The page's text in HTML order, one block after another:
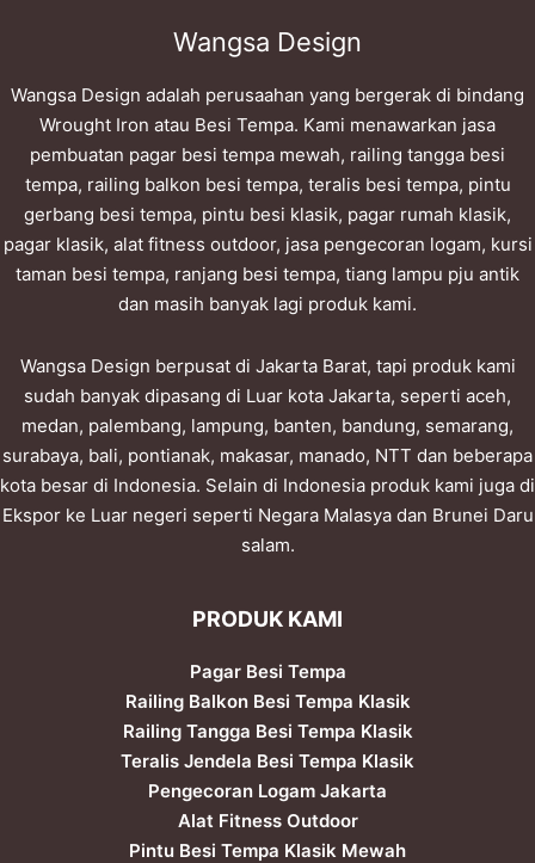
Wangsa Design
Wangsa Design adalah perusaahan yang bergerak di bindang
Wrought Iron atau Besi Tempa. Kami menawarkan jasa
pembuatan pagar besi tempa mewah, railing tangga besi
tempa, railing balkon besi tempa, teralis besi tempa, pintu
gerbang besi tempa, pintu besi klasik, pagar rumah klasik,
pagar klasik, alat fitness outdoor, jasa pengecoran logam, kursi
taman besi tempa, ranjang besi tempa, tiang lampu pju antik
dan masih banyak lagi produk kami.
Wangsa Design berpusat di Jakarta Barat, tapi produk kami
sudah banyak dipasang di Luar kota Jakarta, seperti aceh,
medan, palembang, lampung, banten, bandung, semarang,
surabaya, bali, pontianak, makasar, manado, NTT dan beberapa
kota besar di Indonesia. Selain di Indonesia produk kami juga di
Ekspor ke Luar negeri seperti Negara Malasya dan Brunei Daru
salam.
PRODUK KAMI
Pagar Besi Tempa
Railing Balkon Besi Tempa Klasik
Railing Tangga Besi Tempa Klasik
Teralis Jendela Besi Tempa Klasik
Pengecoran Logam Jakarta
Alat Fitness Outdoor
Pintu Besi Tempa Klasik Mewah